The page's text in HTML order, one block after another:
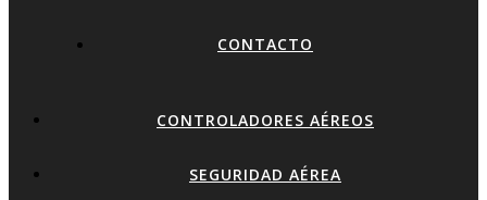
CONTACTO
CONTROLADORES AÉREOS
SEGURIDAD AÉREA